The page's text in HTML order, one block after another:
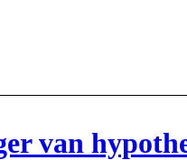
van